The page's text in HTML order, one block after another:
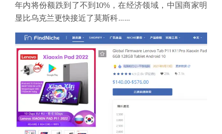
年内将份额跌到了不到10%，在经济领域，中国商家明
显比乌克兰更快接近了莫斯科……